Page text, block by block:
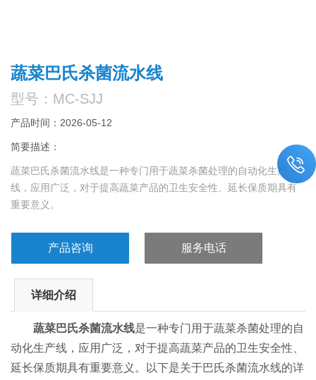
蔬菜巴氏杀菌流水线
型号：MC-SJJ
产品时间：2026-05-12
简要描述：
蔬菜巴氏杀菌流水线是一种专门用于蔬菜杀菌处理的自动化生产
线，应用广泛，对于提高蔬菜产品的卫生安全性、延长保质期具有
重要意义。
产品咨询 服务电话
详细介绍
蔬菜巴氏杀菌流水线是一种专门用于蔬菜杀菌处理的自
动化生产线，应用广泛，对于提高蔬菜产品的卫生安全性、
延长保质期具有重要意义。以下是关于巴氏杀菌流水线的详